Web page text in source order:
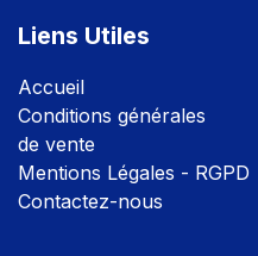
Liens Utiles
Accueil
Conditions générales
de vente
Mentions Légales - RGPD
Contactez-nous